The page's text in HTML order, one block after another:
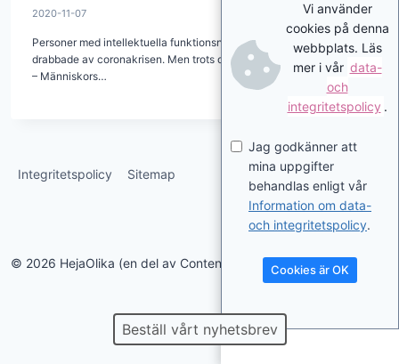
2020-11-07
Personer med intellektuella funktionsnedsättning är extra hårt
drabbade av coronakrisen. Men trots det är de osynliga i debatten.
– Människors…
Integritetspolicy Sitemap
© 2026 HejaOlika (en del av Contentverkstan.se)
Beställ vårt nyhetsbrev
Vi använder
cookies på denna
webbplats. Läs
mer i vår data-
och
integritetspolicy .
Jag godkänner att
mina uppgifter
behandlas enligt vår
Information om data-
och integritetspolicy.
Cookies är OK